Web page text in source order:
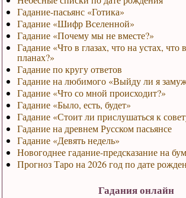
Гадание-пасьянс «Готика»
Гадание «Шифр Вселенной»
Гадание «Почему мы не вместе?»
Гадание «Что в глазах, что на устах, что
планах?»
Гадание по кругу ответов
Гадание на любимого «Выйду ли я замуж
Гадание «Что со мной происходит?»
Гадание «Было, есть, будет»
Гадание «Стоит ли прислушаться к
Гадание на древнем Русском пасьянсе
Гадание «Девять недель»
Новогоднее гадание-предсказание на
Прогноз Таро на 2026 год по дате
Гадания онлайн